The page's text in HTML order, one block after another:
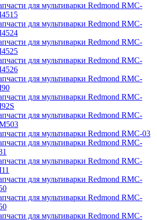
для мультиварки Redmond RMC-
для мультиварки Redmond RMC-
для мультиварки Redmond RMC-
для мультиварки Redmond RMC-
для мультиварки Redmond RMC-
для мультиварки Redmond RMC-
для мультиварки Redmond RMC-
для мультиварки Redmond RMC-03
для мультиварки Redmond RMC-
для мультиварки Redmond RMC-
для мультиварки Redmond RMC-
для мультиварки Redmond RMC-
для мультиварки Redmond RMC-